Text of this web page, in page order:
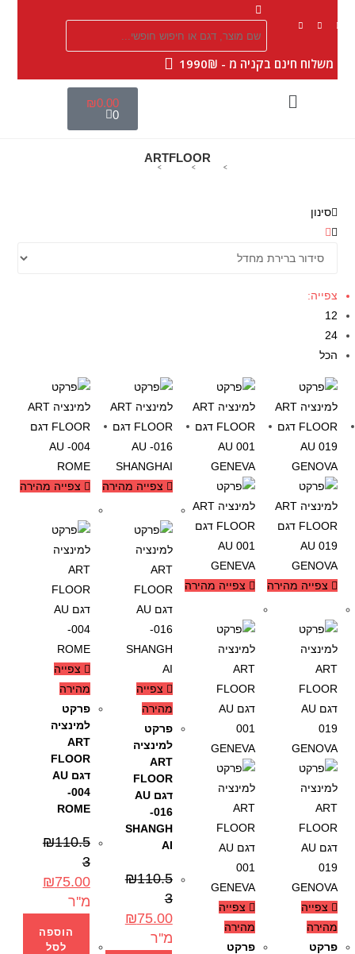
משלוח חינם בקניה מ - 1990₪
₪0.00
0
ARTFLOOR
>
>
>
סינון
צפייה:
12
24
הכל
צפייה מהירה
צפייה
מהירה
פרקט
למינציה
ART
FLOOR
דגם AU
-004
ROME
₪110.5
3
₪75.00
מ''ר
הוספה
לסל
צפייה מהירה
צפייה
מהירה
פרקט
למינציה
ART
FLOOR
דגם AU
-016
SHANGH
AI
₪110.5
3
₪75.00
מ''ר
צפייה מהירה
צפייה
מהירה
פרקט
צפייה מהירה
צפייה
מהירה
פרקט